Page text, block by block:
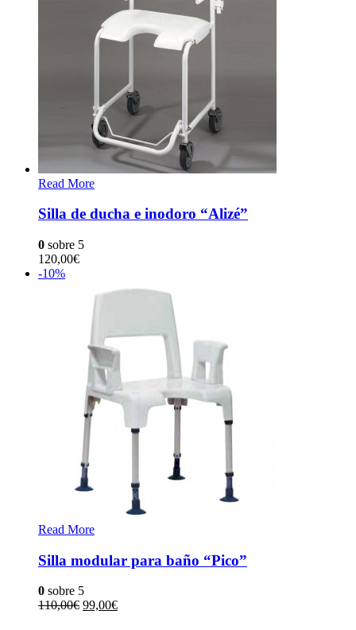
Read More
Silla de ducha e inodoro “Alizé”
0 sobre 5
120,00€
-10%
Read More
Silla modular para baño “Pico”
0 sobre 5
110,00€ 99,00€